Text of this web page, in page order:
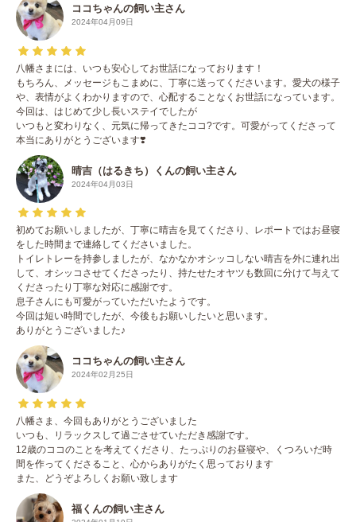
ココちゃんの飼い主さん
2024年04月09日
八幡さまには、いつも安心してお世話になっております！
もちろん、メッセージもこまめに、丁寧に送ってくださいます。愛犬の様子
や、表情がよくわかりますので、心配することなくお世話になっています。
今回は、はじめて少し長いステイでしたが
いつもと変わりなく、元気に帰ってきたココ?です。可愛がってくださって
本当にありがとうございます❣️
晴吉（はるきち）くんの飼い主さん
2024年04月03日
初めてお願いしましたが、丁寧に晴吉を見てくださり、レポートではお昼寝
をした時間まで連絡してくださいました。
トイレトレーを持参しましたが、なかなかオシッコしない晴吉を外に連れ出
して、オシッコさせてくださったり、持たせたオヤツも数回に分けて与えて
くださったり丁寧な対応に感謝です。
息子さんにも可愛がっていただいたようです。
今回は短い時間でしたが、今後もお願いしたいと思います。
ありがとうございました♪
ココちゃんの飼い主さん
2024年02月25日
八幡さま、今回もありがとうございました
いつも、リラックスして過ごさせていただき感謝です。
12歳のココのことを考えてくださり、たっぷりのお昼寝や、くつろいだ時
間を作ってくださること、心からありがたく思っております
また、どうぞよろしくお願い致します
福くんの飼い主さん